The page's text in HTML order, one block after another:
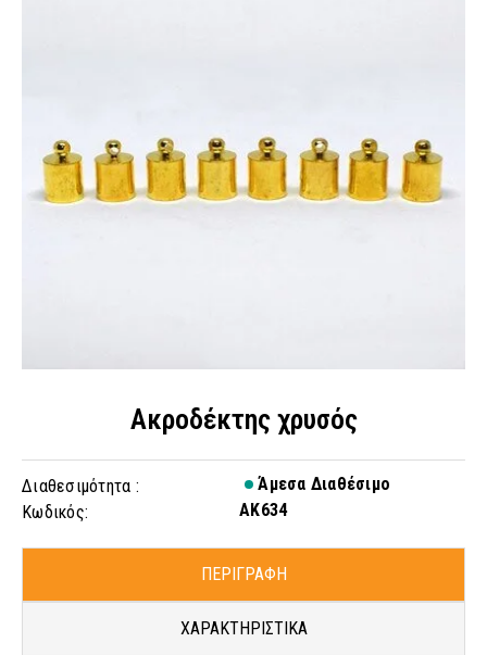
Ακροδέκτης χρυσός
Διαθεσιμότητα :
Άμεσα Διαθέσιμο
Κωδικός:
AK634
ΠΕΡΙΓΡΑΦΗ
ΧΑΡΑΚΤΗΡΙΣΤΙΚΑ